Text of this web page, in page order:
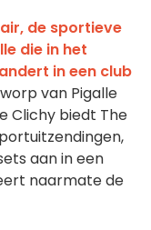
de sportieve
die in het
in een club
van Pigalle
Clichy biedt The
aan in een
naarmate de